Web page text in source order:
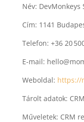
Név: DevMonkeys
Cím: 1141
Telefon: +36 20
E-mail:
Weboldal: https://
Tárolt adatok:
Műveletek: CRM